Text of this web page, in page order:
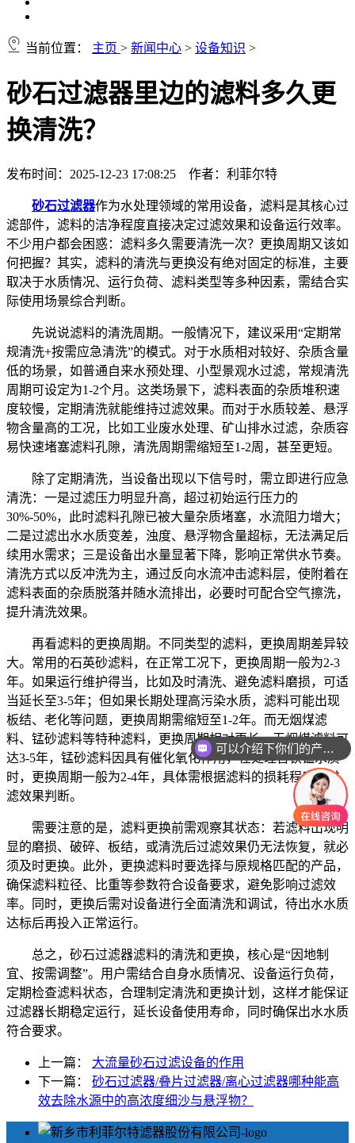
当前位置： 主页 > 新闻中心 > 设备知识 >
砂石过滤器里边的滤料多久更
换清洗？
发布时间：2025-12-23 17:08:25 作者：利菲尔特
砂石过滤器作为水处理领域的常用设备，滤料是其核心过
滤部件，滤料的洁净程度直接决定过滤效果和设备运行效率。
不少用户都会困惑：滤料多久需要清洗一次？更换周期又该如
何把握？其实，滤料的清洗与更换没有绝对固定的标准，主要
取决于水质情况、运行负荷、滤料类型等多种因素，需结合实
际使用场景综合判断。
先说说滤料的清洗周期。一般情况下，建议采用“定期常
规清洗+按需应急清洗”的模式。对于水质相对较好、杂质含量
低的场景，如普通自来水预处理、小型景观水过滤，常规清洗
周期可设定为1-2个月。这类场景下，滤料表面的杂质堆积速
度较慢，定期清洗就能维持过滤效果。而对于水质较差、悬浮
物含量高的工况，比如工业废水处理、矿山排水过滤，杂质容
易快速堵塞滤料孔隙，清洗周期需缩短至1-2周，甚至更短。
除了定期清洗，当设备出现以下信号时，需立即进行应急
清洗：一是过滤压力明显升高，超过初始运行压力的
30%-50%，此时滤料孔隙已被大量杂质堵塞，水流阻力增大；
二是过滤出水水质变差，浊度、悬浮物含量超标，无法满足后
续用水需求；三是设备出水量显著下降，影响正常供水节奏。
清洗方式以反冲洗为主，通过反向水流冲击滤料层，使附着在
滤料表面的杂质脱落并随水流排出，必要时可配合空气擦洗，
提升清洗效果。
再看滤料的更换周期。不同类型的滤料，更换周期差异较
大。常用的石英砂滤料，在正常工况下，更换周期一般为2-3
年。如果运行维护得当，比如及时清洗、避免滤料磨损，可适
当延长至3-5年；但如果长期处理高污染水质，滤料可能出现
板结、老化等问题，更换周期需缩短至1-2年。而无烟煤滤
料、锰砂滤料等特种滤料，更换周期相对更长，无烟煤滤料可
达3-5年，锰砂滤料因具有催化氧化作用，在处理含铁锰水质
时，更换周期一般为2-4年，具体需根据滤料的损耗程度和过
滤效果判断。
需要注意的是，滤料更换前需观察其状态：若滤料出现明
显的磨损、破碎、板结，或清洗后过滤效果仍无法恢复，就必
须及时更换。此外，更换滤料时要选择与原规格匹配的产品，
确保滤料粒径、比重等参数符合设备要求，避免影响过滤效
率。同时，更换后需对设备进行全面清洗和调试，待出水水质
达标后再投入正常运行。
总之，砂石过滤器滤料的清洗和更换，核心是“因地制
宜、按需调整”。用户需结合自身水质情况、设备运行负荷，
定期检查滤料状态，合理制定清洗和更换计划，这样才能保证
过滤器长期稳定运行，延长设备使用寿命，同时确保出水水质
符合要求。
上一篇： 大流量砂石过滤设备的作用
下一篇： 砂石过滤器/叠片过滤器/离心过滤器哪种能高
效去除水源中的高浓度细沙与悬浮物？
可以介绍下你们的产品么